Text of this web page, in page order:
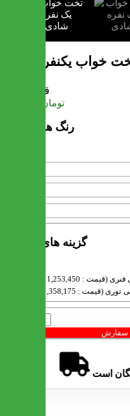
خواب یکنفره شادی
قیمت
تومان
رنگ های موجود
گزینه های محصول
: 11,253,450 تومان)
(قیمت : 1,358,175 تومان)
سفارش
است